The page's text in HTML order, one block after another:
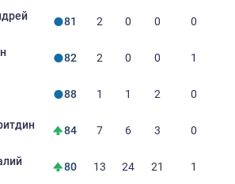
81 2 0 0 0
82 2 0 0 1
88 1 1 2 0
84 7 6 3 0
80 13 24 21 1